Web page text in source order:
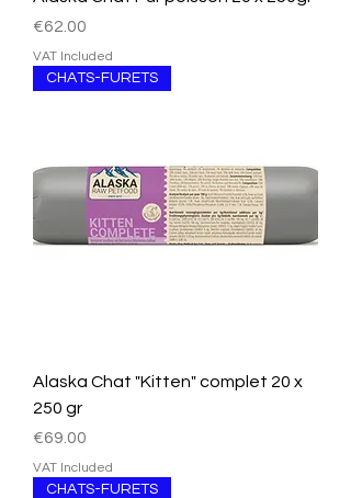
Price
€62.00
VAT Included
CHATS-FURETS
Alaska Chat "Kitten" complet 20 x
250 gr
Price
€69.00
VAT Included
CHATS-FURETS